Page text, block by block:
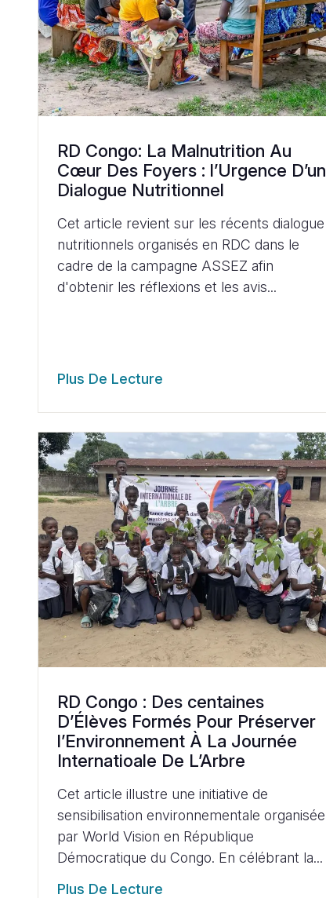
RD Congo: La Malnutrition Au
Cœur Des Foyers : l’Urgence D’un
Dialogue Nutritionnel
Cet article revient sur les récents dialogue
nutritionnels organisés en RDC dans le
cadre de la campagne ASSEZ afin
d'obtenir les réflexions et les avis...
Plus De Lecture
RD Congo : Des centaines
D’Élèves Formés Pour Préserver
l’Environnement À La Journée
Internatioale De L’Arbre
Cet article illustre une initiative de
sensibilisation environnementale organisée
par World Vision en République
Démocratique du Congo. En célébrant la...
Plus De Lecture